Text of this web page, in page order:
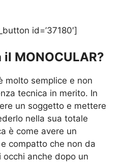
id=’37180′]
MONOCULAR?
molto semplice e non
tecnica in merito. In
un soggetto e mettere
nella sua totale
è come avere un
compatto che non da
anche dopo un